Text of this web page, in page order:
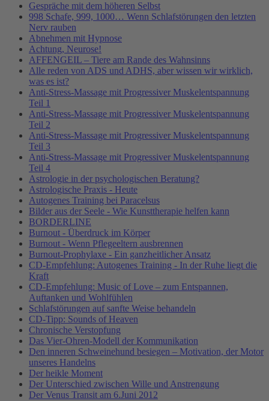
Gespräche mit dem höheren Selbst
998 Schafe, 999, 1000… Wenn Schlafstörungen den letzten
Nerv rauben
Abnehmen mit Hypnose
Achtung, Neurose!
AFFENGEIL – Tiere am Rande des Wahnsinns
Alle reden von ADS und ADHS, aber wissen wir wirklich,
was es ist?
Anti-Stress-Massage mit Progressiver Muskelentspannung
Teil 1
Anti-Stress-Massage mit Progressiver Muskelentspannung
Teil 2
Anti-Stress-Massage mit Progressiver Muskelentspannung
Teil 3
Anti-Stress-Massage mit Progressiver Muskelentspannung
Teil 4
Astrologie in der psychologischen Beratung?
Astrologische Praxis - Heute
Autogenes Training bei Paracelsus
Bilder aus der Seele - Wie Kunsttherapie helfen kann
BORDERLINE
Burnout - Überdruck im Körper
Burnout - Wenn Pflegeeltern ausbrennen
Burnout-Prophylaxe - Ein ganzheitlicher Ansatz
CD-Empfehlung: Autogenes Training - In der Ruhe liegt die
Kraft
CD-Empfehlung: Music of Love – zum Entspannen,
Auftanken und Wohlfühlen
Schlafstörungen auf sanfte Weise behandeln
CD-Tipp: Sounds of Heaven
Chronische Verstopfung
Das Vier-Ohren-Modell der Kommunikation
Den inneren Schweinehund besiegen – Motivation, der Motor
unseres Handelns
Der heikle Moment
Der Unterschied zwischen Wille und Anstrengung
Der Venus Transit am 6.Juni 2012